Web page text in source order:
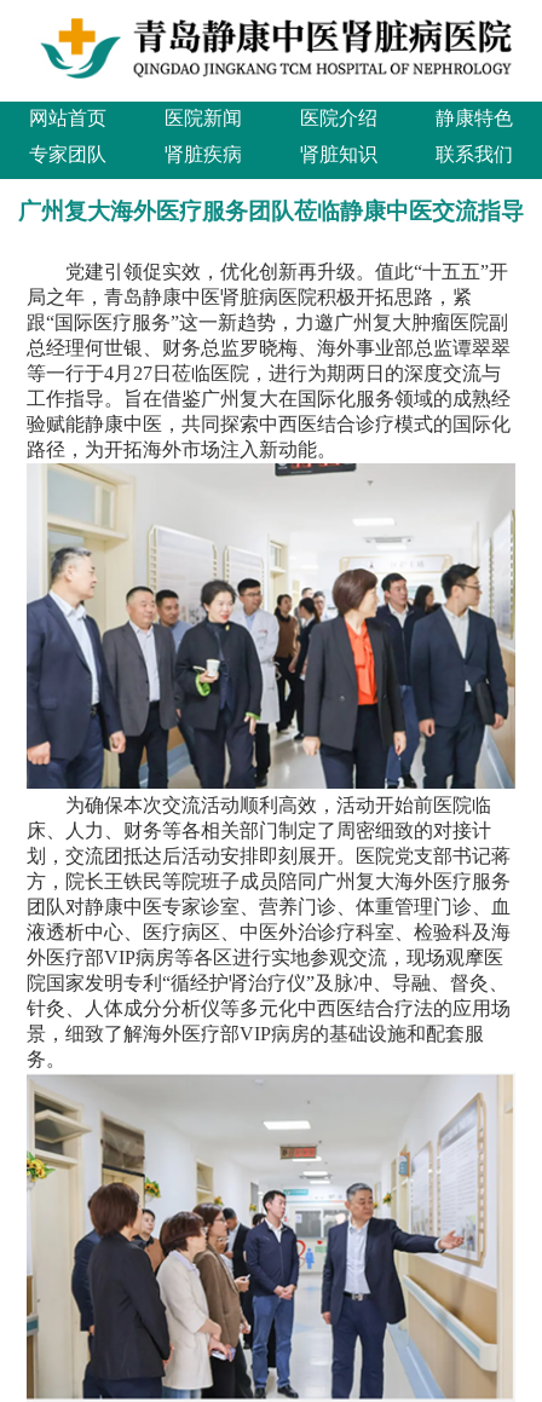
网站首页 医院新闻 医院介绍
静康特色
专家团队
肾脏疾病 肾脏知识 联系我们
广州复大海外医疗服务团队莅临静康中医交流指导
党建引领促实效，优化创新再升级。值此“十五五”开
局之年，青岛静康中医肾脏病医院积极开拓思路，紧
跟“国际医疗服务”这一新趋势，力邀广州复大肿瘤医院副
总经理何世银、财务总监罗晓梅、海外事业部总监谭翠翠
等一行于4月27日莅临医院，进行为期两日的深度交流与
工作指导。旨在借鉴广州复大在国际化服务领域的成熟经
验赋能静康中医，共同探索中西医结合诊疗模式的国际化
路径，为开拓海外市场注入新动能。
为确保本次交流活动顺利高效，活动开始前医院临
床、人力、财务等各相关部门制定了周密细致的对接计
划，交流团抵达后活动安排即刻展开。医院党支部书记蒋
方，院长王铁民等院班子成员陪同广州复大海外医疗服务
团队对静康中医专家诊室、营养门诊、体重管理门诊、血
液透析中心、医疗病区、中医外治诊疗科室、检验科及海
外医疗部VIP病房等各区进行实地参观交流，现场观摩医
院国家发明专利“循经护肾治疗仪”及脉冲、导融、督灸、
针灸、人体成分分析仪等多元化中西医结合疗法的应用场
景，细致了解海外医疗部VIP病房的基础设施和配套服
务。